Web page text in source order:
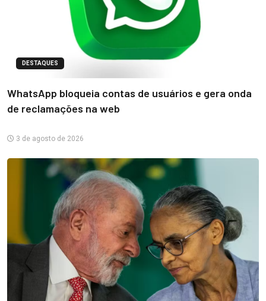
DESTAQUES
WhatsApp bloqueia contas de usuários e gera onda
de reclamações na web
3 de agosto de 2026